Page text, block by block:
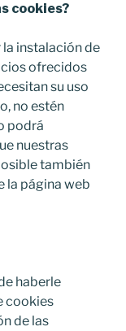
cookies?
la instalación de
ofrecidos
su uso
no estén
podrá
nuestras
también
la página web
haberle
cookies
de las